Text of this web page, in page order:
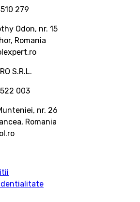
279
Odon, nr. 15
Romania
S.R.L.
003
nr. 26
Romania